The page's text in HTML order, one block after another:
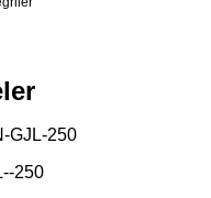
GJL-250
250